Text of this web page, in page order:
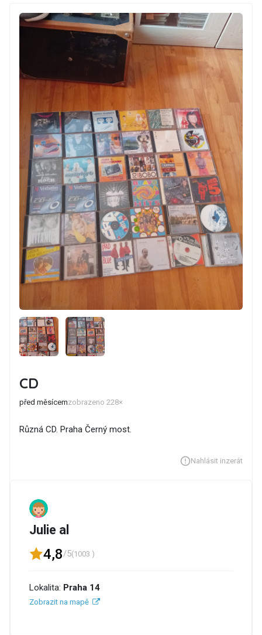
CD
před měsícemzobrazeno 228×
Různá CD. Praha Černý most.
Nahlásit inzerát
Julie al
4,8/5(1003 )
Lokalita: Praha 14
Zobrazit na mapě